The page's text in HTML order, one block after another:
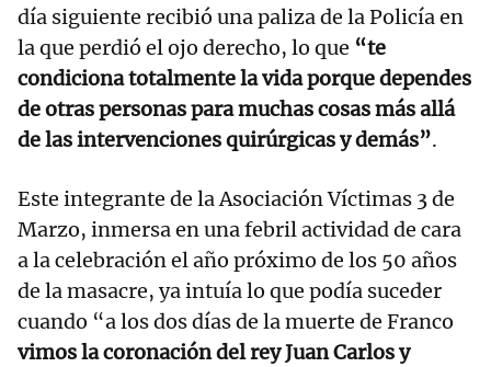
día siguiente recibió una paliza de la Policía en
la que perdió el ojo derecho, lo que “te
condiciona totalmente la vida porque dependes
de otras personas para muchas cosas más allá
de las intervenciones quirúrgicas y demás”.
Este integrante de la Asociación Víctimas 3 de
Marzo, inmersa en una febril actividad de cara
a la celebración el año próximo de los 50 años
de la masacre, ya intuía lo que podía suceder
cuando “a los dos días de la muerte de Franco
vimos la coronación del rey Juan Carlos y